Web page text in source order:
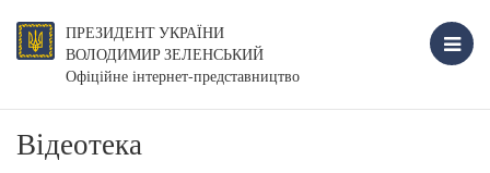
ПРЕЗИДЕНТ УКРАЇНИ
ВОЛОДИМИР ЗЕЛЕНСЬКИЙ
Офіційне інтернет-представництво
Відеотека